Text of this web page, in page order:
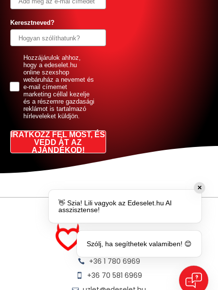
Keresztneved?
GDPRHozzájárulok ahhoz,
hogy a edeselet.hu
online szexshop
webáruház a nevemet és
e-mail címemet
marketing céllal kezelje
és a részemre gazdasági
reklámot is tartalmazó
hírleveleket küldjön.
IRATKOZZ FEL MOST, ÉS
VEDD ÁT AZ
AJÁNDÉKOD!
+36 1 780 6969
+36 70 581 6969
✕
👋 Szia! Lili vagyok az Edeselet.hu AI
asszisztense!
Szólj, ha segíthetek valamiben! 😊